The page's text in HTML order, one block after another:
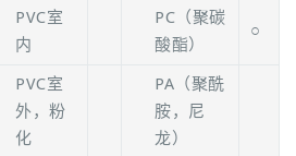
PVC室
内
PC（聚碳
酸酯）
○
PVC室
外，粉
化
PA（聚酰
胺，尼
龙）